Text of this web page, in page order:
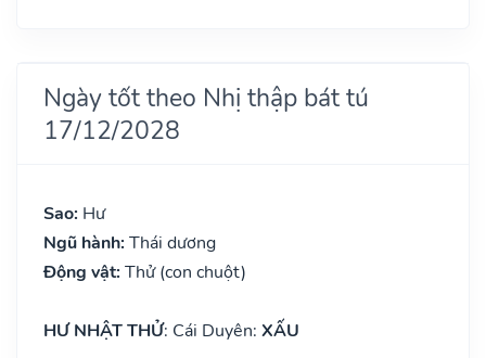
Ngày tốt theo Nhị thập bát tú
17/12/2028
Sao: Hư
Ngũ hành: Thái dương
Động vật: Thử (con chuột)
HƯ NHẬT THỬ: Cái Duyên: XẤU